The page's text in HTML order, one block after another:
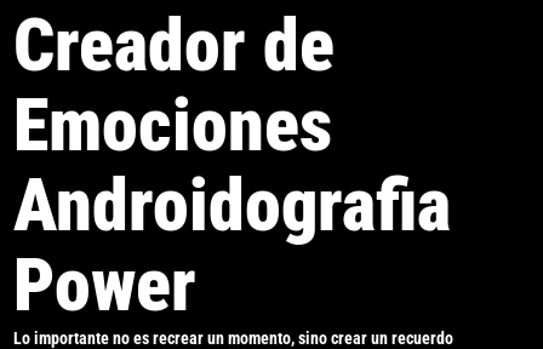
Creador de
Emociones
Androidografia
Power
Lo importante no es recrear un momento, sino crear un recuerdo